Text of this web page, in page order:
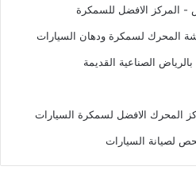
- المركز الافضل للسمكرة
المحرك لسمكرة ودهان السيارات
الصناعية القديمة
المحرك الافضل لسمكرة السيارات
لصيانة السيارات